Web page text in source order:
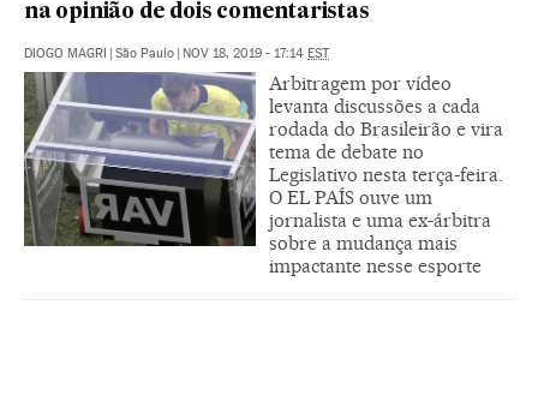
na opinião de dois comentaristas
DIOGO MAGRI | São Paulo | NOV 18, 2019 - 17:14 EST
Arbitragem por vídeo
levanta discussões a cada
rodada do Brasileirão e vira
tema de debate no
Legislativo nesta terça-feira.
O EL PAÍS ouve um
jornalista e uma ex-árbitra
sobre a mudança mais
impactante nesse esporte